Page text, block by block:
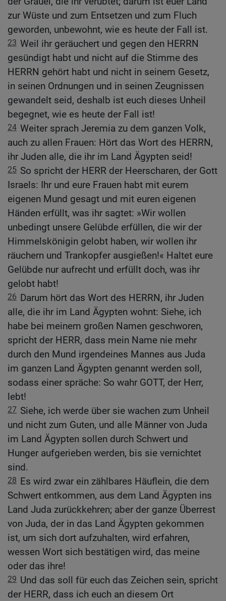
zur Wüste und zum Entsetzen und zum Fluch
geworden, unbewohnt, wie es heute der Fall ist.
23 Weil ihr geräuchert und gegen den HERRN
gesündigt habt und nicht auf die Stimme des
HERRN gehört habt und nicht in seinem Gesetz,
in seinen Ordnungen und in seinen Zeugnissen
gewandelt seid, deshalb ist euch dieses Unheil
begegnet, wie es heute der Fall ist!
24 Weiter sprach Jeremia zu dem ganzen Volk,
auch zu allen Frauen: Hört das Wort des HERRN,
ihr Juden alle, die ihr im Land Ägypten seid!
25 So spricht der HERR der Heerscharen, der Gott
Israels: Ihr und eure Frauen habt mit eurem
eigenen Mund gesagt und mit euren eigenen
Händen erfüllt, was ihr sagtet: »Wir wollen
unbedingt unsere Gelübde erfüllen, die wir der
Himmelskönigin gelobt haben, wir wollen ihr
räuchern und Trankopfer ausgießen!« Haltet eure
Gelübde nur aufrecht und erfüllt doch, was ihr
gelobt habt!
26 Darum hört das Wort des HERRN, ihr Juden
alle, die ihr im Land Ägypten wohnt: Siehe, ich
habe bei meinem großen Namen geschworen,
spricht der HERR, dass mein Name nie mehr
durch den Mund irgendeines Mannes aus Juda
im ganzen Land Ägypten genannt werden soll,
sodass einer spräche: So wahr GOTT, der Herr,
lebt!
27 Siehe, ich werde über sie wachen zum Unheil
und nicht zum Guten, und alle Männer von Juda
im Land Ägypten sollen durch Schwert und
Hunger aufgerieben werden, bis sie vernichtet
sind.
28 Es wird zwar ein zählbares Häuflein, die dem
Schwert entkommen, aus dem Land Ägypten ins
Land Juda zurückkehren; aber der ganze Überrest
von Juda, der in das Land Ägypten gekommen
ist, um sich dort aufzuhalten, wird erfahren,
wessen Wort sich bestätigen wird, das meine
oder das ihre!
29 Und das soll für euch das Zeichen sein, spricht
der HERR, dass ich euch an diesem Ort